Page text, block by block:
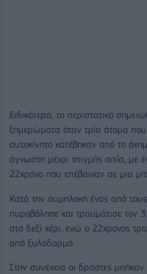
Ειδικότερα, το περιστατικό
ξημερώματα όταν τρία άτομα που
αυτοκίνητο κατέβηκαν από το
άγνωστη μέχρι στιγμής αιτία, με
22χρονο που επέβαιναν σε μια
Κατά την συμπλοκή ένας από τους
πυροβόλησε και τραυμάτισε τον
στο δεξί χέρι, ενώ ο 22χρονος
από ξυλοδαρμό.
Στην συνέχεια οι δράστες